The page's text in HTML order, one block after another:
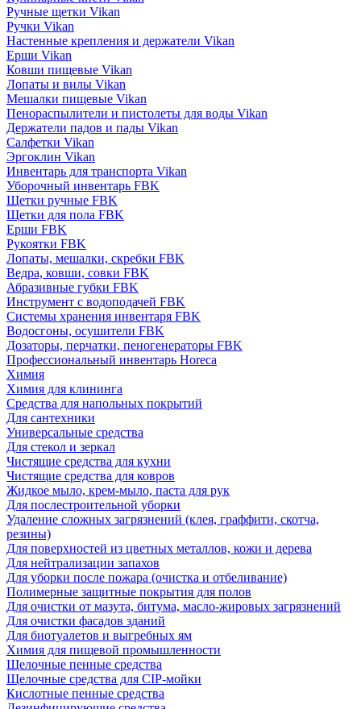
Ручные щетки Vikan
Ручки Vikan
Настенные крепления и держатели Vikan
Ерши Vikan
Ковши пищевые Vikan
Лопаты и вилы Vikan
Мешалки пищевые Vikan
Пенораспылители и пистолеты для воды Vikan
Держатели падов и пады Vikan
Салфетки Vikan
Эргоклин Vikan
Инвентарь для транспорта Vikan
Уборочный инвентарь FBK
Щетки ручные FBK
Щетки для пола FBK
Ерши FBK
Рукоятки FBK
Лопаты, мешалки, скребки FBK
Ведра, ковши, совки FBK
Абразивные губки FBK
Инструмент с водоподачей FBK
Системы хранения инвентаря FBK
Водосгоны, осушители FBK
Дозаторы, перчатки, пеногенераторы FBK
Профессиональный инвентарь Horeca
Химия
Химия для клининга
Средства для напольных покрытий
Для сантехники
Универсальные средства
Для стекол и зеркал
Чистящие средства для кухни
Чистящие средства для ковров
Жидкое мыло, крем-мыло, паста для рук
Для послестроительной уборки
Удаление сложных загрязнений (клея, граффити, скотча,
резины)
Для поверхностей из цветных металлов, кожи и дерева
Для нейтрализации запахов
Для уборки после пожара (очистка и отбеливание)
Полимерные защитные покрытия для полов
Для очистки от мазута, битума, масло-жировых загрязнений
Для очистки фасадов зданий
Для биотуалетов и выгребных ям
Химия для пищевой промышленности
Щелочные пенные средства
Щелочные средства для CIP-мойки
Кислотные пенные средства